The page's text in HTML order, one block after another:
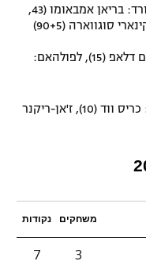
לברנטפורד: בריאן אמבאומו (43,
לאיפסוויץ': ליאם דלאפ (15), לפולהאם:
לפורסט: כריס ווד (10), ז'אן-ריקנר
משחקים נקודות
3
7